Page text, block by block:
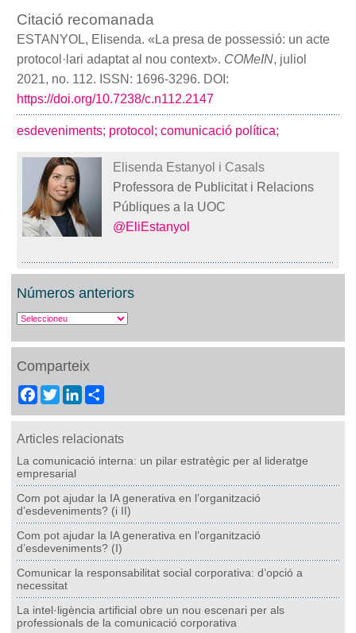
Citació recomanada
ESTANYOL, Elisenda. «La presa de possessió: un acte
protocol·lari adaptat al nou context». COMeIN, juliol
2021, no. 112. ISSN: 1696-3296. DOI:
https://doi.org/10.7238/c.n112.2147
esdeveniments; protocol; comunicació política;
Elisenda Estanyol i Casals
Professora de Publicitat i Relacions
Públiques a la UOC
@EliEstanyol
Números anteriors
Comparteix
Facebook
TwitterLinkedIn
Articles relacionats
La comunicació interna: un pilar estratègic per al lideratge
empresarial
Com pot ajudar la IA generativa en l’organització
d’esdeveniments? (i II)
Com pot ajudar la IA generativa en l’organització
d’esdeveniments? (I)
Comunicar la responsabilitat social corporativa: d’opció a
necessitat
La intel·ligència artificial obre un nou escenari per als
professionals de la comunicació corporativa